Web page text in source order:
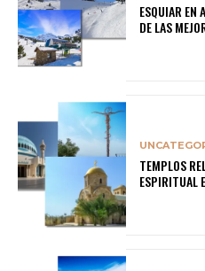
ESQUIAR EN
DE LAS
TEMPLOS
ESPIRITUAL